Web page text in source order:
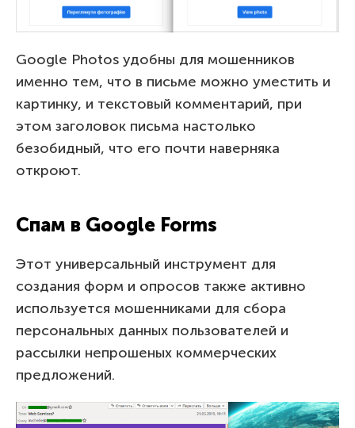
Google Photos удобны для мошенников
именно тем, что в письме можно уместить и
картинку, и текстовый комментарий, при
этом заголовок письма настолько
безобидный, что его почти наверняка
откроют.
Спам в Google Forms
Этот универсальный инструмент для
создания форм и опросов также активно
используется мошенниками для сбора
персональных данных пользователей и
рассылки непрошеных коммерческих
предложений.